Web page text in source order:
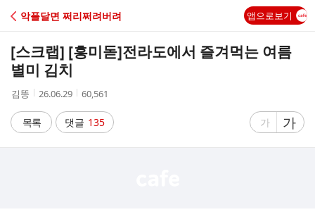
C
A
악플달면 쩌리쩌려버려 앱으로보기
[스크랩] [흥미돋]전라도에서 즐겨먹는 여름
별미 김치
작
자
김똥
작
시
간
26.06.29
조
수
60,561
목록 댓글 135
글
가
글
자
가